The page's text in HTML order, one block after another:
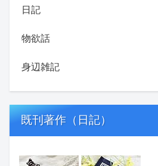
日記
物欲話
身辺雑記
既刊著作（日記）